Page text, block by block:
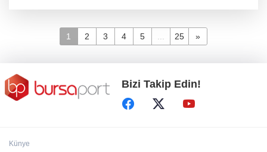
1 2 3 4 5 25 »
Bizi Takip Edin!
Künye